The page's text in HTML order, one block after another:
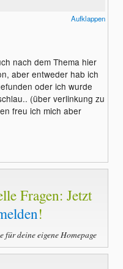
src="img/icons/
src="img/icons/info.png" />
src="img/icons/server.png"
>
Aufklappen
nach dem Thema hier
aber entweder hab ich
oder ich wurde
(über verlinkung zu
freu ich mich aber
Fragen: Jetzt
!
deine eigene Homepage